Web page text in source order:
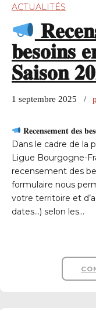
ACTUALITÉS
𝐛𝐞𝐬𝐨𝐢𝐧𝐬
𝐒𝐚𝐢𝐬𝐨𝐧
1 septembre 2025
𝐑𝐞𝐜𝐞𝐧𝐬𝐞𝐦𝐞𝐧𝐭 𝐝𝐞𝐬
Dans le cadre de la
Ligue Bourgogne-
recensement des
formulaire nous
votre territoire et
dates…) selon les...